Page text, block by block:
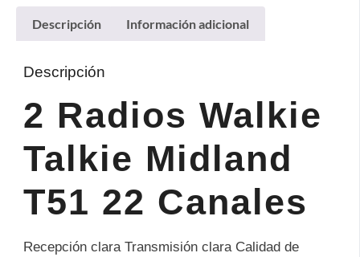
Descripción Información adicional
Descripción
2 Radios Walkie
Talkie Midland
T51 22 Canales
Recepción clara Transmisión clara Calidad de